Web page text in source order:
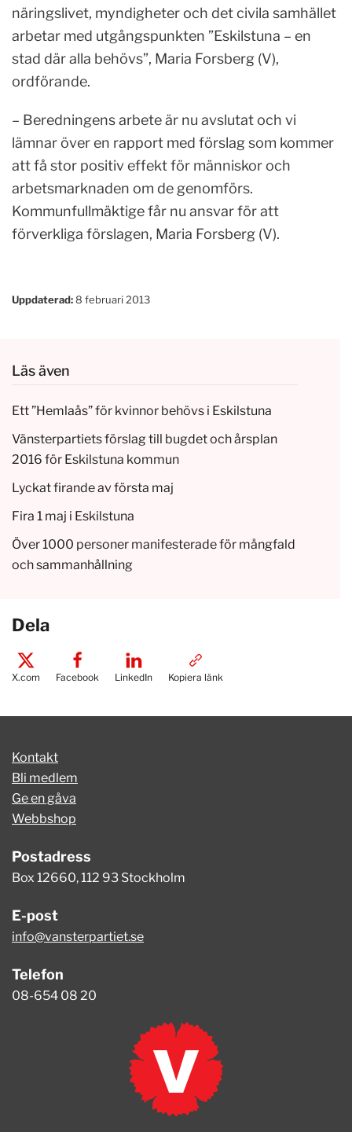
näringslivet, myndigheter och det civila samhället
arbetar med utgångspunkten ”Eskilstuna – en
stad där alla behövs”, Maria Forsberg (V),
ordförande.
– Beredningens arbete är nu avslutat och vi
lämnar över en rapport med förslag som kommer
att få stor positiv effekt för människor och
arbetsmarknaden om de genomförs.
Kommunfullmäktige får nu ansvar för att
förverkliga förslagen, Maria Forsberg (V).
Uppdaterad:8 februari 2013
Läs även
Ett ”Hemlaås” för kvinnor behövs i Eskilstuna
Vänsterpartiets förslag till bugdet och årsplan
2016 för Eskilstuna kommun
Lyckat firande av första maj
Fira 1 maj i Eskilstuna
Över 1000 personer manifesterade för mångfald
och sammanhållning
Dela
X.com Facebook LinkedIn Kopiera länk
Kontakt
Bli medlem
Ge en gåva
Webbshop
Postadress
Box 12660, 112 93 Stockholm
E-post
info@vansterpartiet.se
Telefon
08-654 08 20